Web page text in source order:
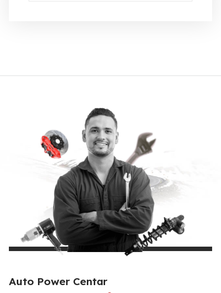
Auto Power Centar